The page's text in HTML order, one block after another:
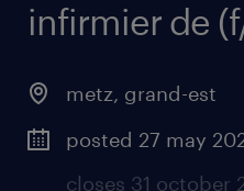
infirmier de
metz, grand-est
posted 27 may
closes 31 october